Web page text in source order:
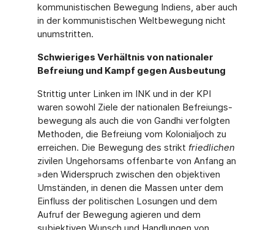
kommunistischen Bewegung Indiens, aber auch
in der kommunistischen Weltbewe­gung nicht
unumstritten.
Schwieriges Verhältnis von nationaler
Befreiung und Kampf gegen Ausbeutung
Strittig unter Linken im INK und in der KPI
waren sowohl Ziele der nationalen Befreiungs­
bewegung als auch die von Gandhi verfolgten
Methoden, die Befreiung vom Kolonialjoch zu
erreichen. Die Bewegung des strikt friedlichen
zivilen Ungehorsams offenbarte von Anfang an
»den Widerspruch zwischen den objektiven
Umständen, in denen die Massen unter dem
Einfluss der politischen Losungen und dem
Aufruf der Bewegung agieren und dem